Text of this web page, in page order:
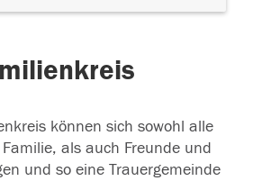
können sich sowohl alle
als auch Freunde und
und so eine Trauergemeinde